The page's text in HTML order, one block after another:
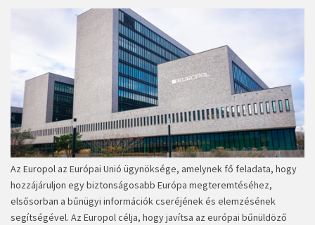
Az Europol az Európai Unió ügynöksége, amelynek fő feladata, hogy
hozzájáruljon egy biztonságosabb Európa megteremtéséhez,
elsősorban a bűnügyi információk cseréjének és elemzésének
segítségével. Az Europol célja, hogy javítsa az európai bűnüldöző